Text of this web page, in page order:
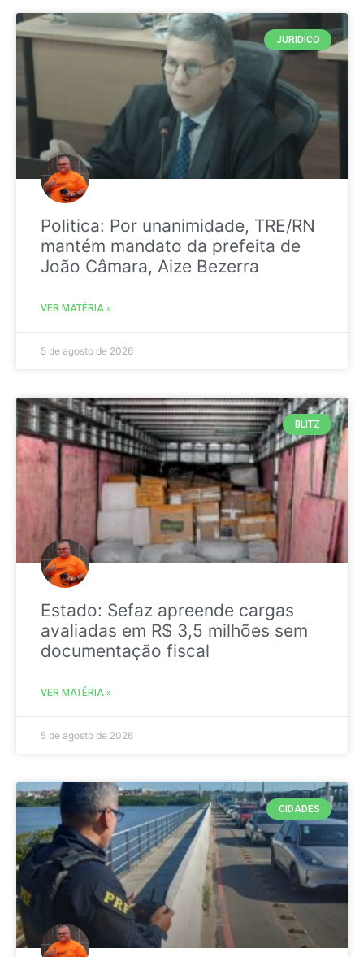
JURIDICO
Politica: Por unanimidade, TRE/RN
mantém mandato da prefeita de
João Câmara, Aize Bezerra
VER MATÉRIA »
5 de agosto de 2026
BLITZ
Estado: Sefaz apreende cargas
avaliadas em R$ 3,5 milhões sem
documentação fiscal
VER MATÉRIA »
5 de agosto de 2026
CIDADES